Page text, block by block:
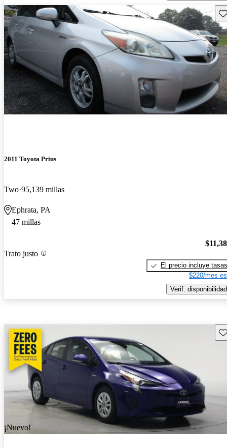
2011 Toyota Prius
Two 95,139 millas
Ephrata, PA
47 millas
Trato justo
El precio incluye tasas
$220/mes
Verif. disponibilidad
¡Nuevo!